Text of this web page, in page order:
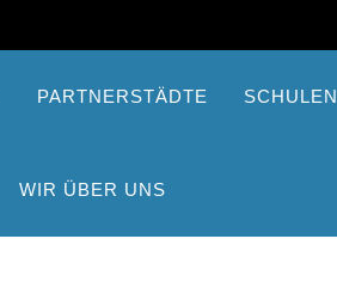
PARTNERSTÄDTE SCHULEN
WIR ÜBER UNS